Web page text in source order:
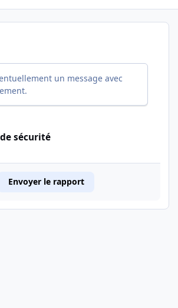
un message avec
sécurité
Envoyer le rapport